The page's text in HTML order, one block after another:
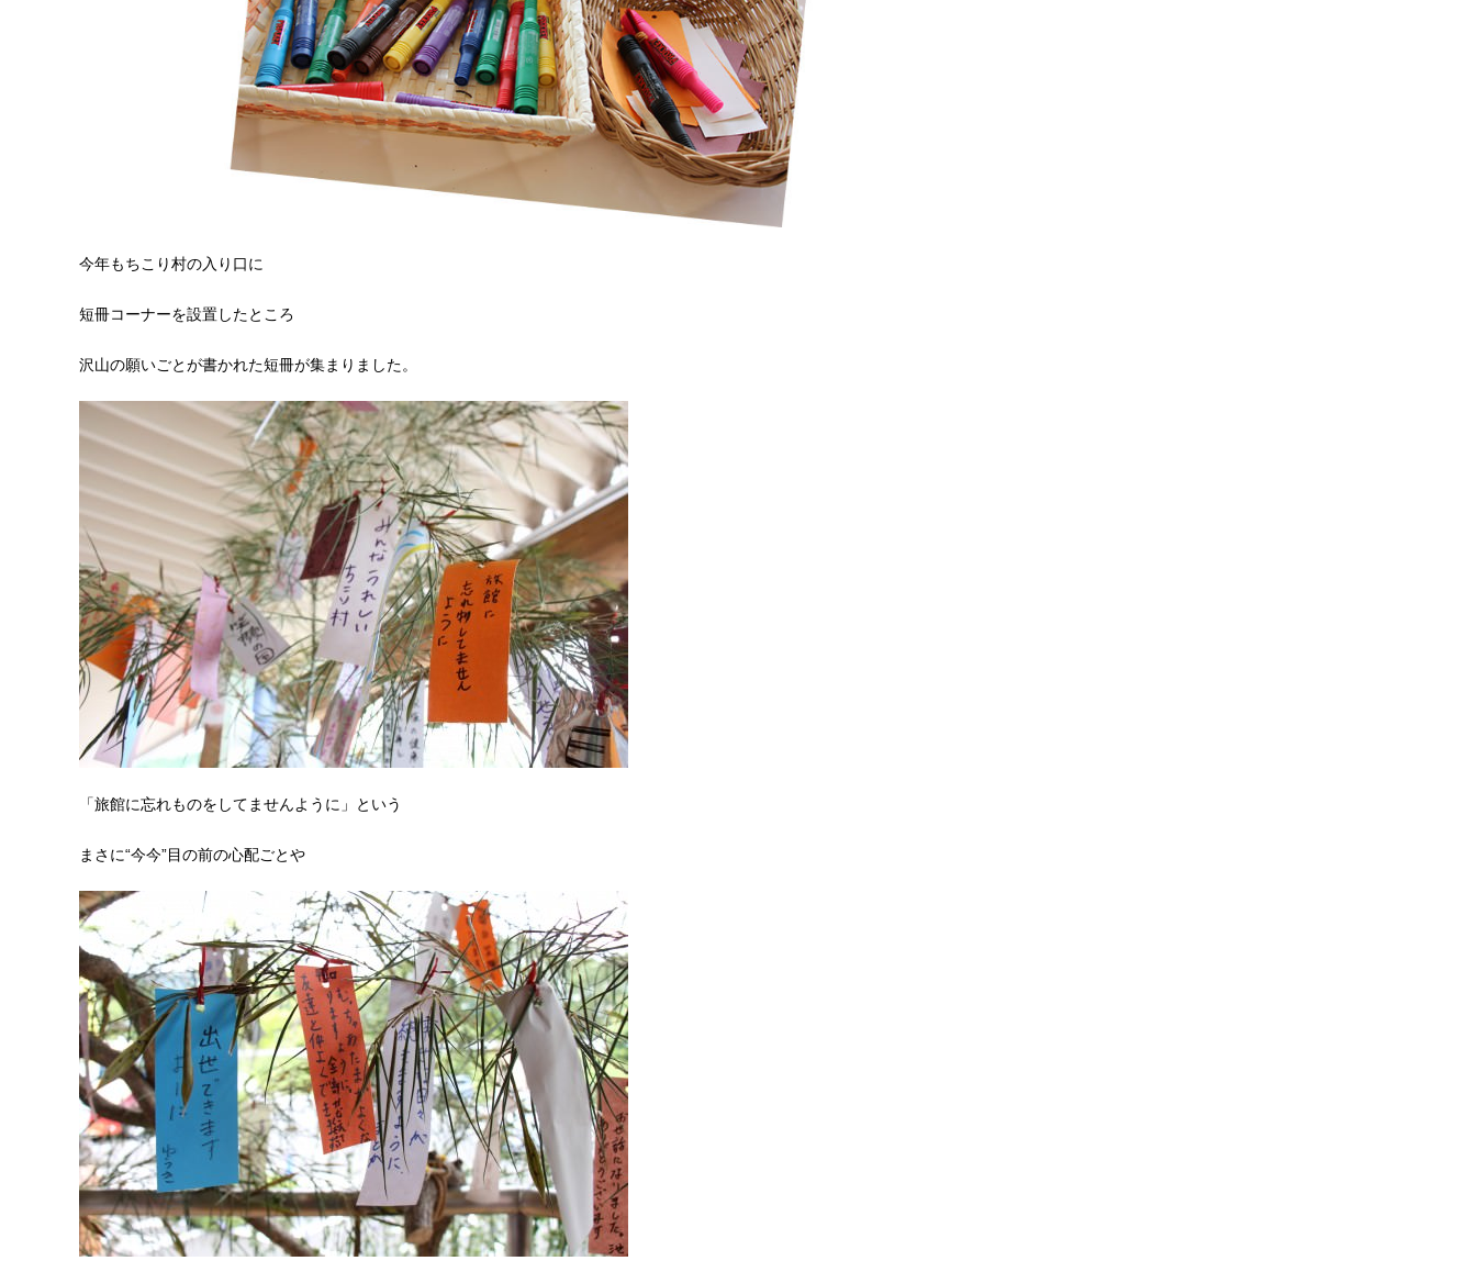
今年もちこり村の入り口に
短冊コーナーを設置したところ
沢山の願いごとが書かれた短冊が集まりました。
「旅館に忘れものをしてませんように」という
まさに“今今”目の前の心配ごとや